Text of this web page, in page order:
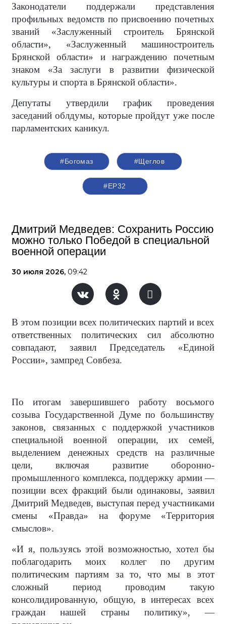
Законодатели поддержали представления
профильных ведомств по присвоению почетных
званий «Заслуженный строитель Брянской
области», «Заслуженный машиностроитель
Брянской области» и награждению почетным
знаком «За заслуги в развитии физической
культуры и спорта в Брянской области».
Депутаты утвердили график проведения
заседаний облдумы, которые пройдут уже после
парламентских каникул.
#Богомаз #Щеглов
#ЕР32
Дмитрий Медведев: Сохранить Россию
можно только Победой в специальной
военной операции
30 июля 2026, 09:42
В этом позиции всех политических партий и всех
ответственных политических сил абсолютно
совпадают, заявил Председатель «Единой
России», зампред Совбеза.
По итогам завершившего работу восьмого
созыва Государственной Думе по большинству
законов, связанных с поддержкой участников
специальной военной операции, их семей,
выделением денежных средств на различные
цели, включая развитие оборонно-
промышленного комплекса, поддержку армии —
позиции всех фракций были одинаковы, заявил
Дмитрий Медведев, выступая перед участниками
смены «Правда» на форуме «Территория
смыслов».
«И я, пользуясь этой возможностью, хотел бы
поблагодарить моих коллег по другим
политическим партиям за то, что мы в этот
сложный период проводим такую
консолидированную, общую, в интересах всех
граждан нашей страны политику», —